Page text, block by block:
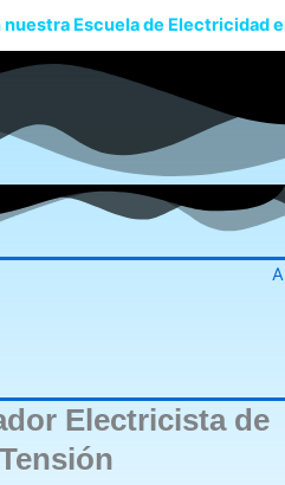
Escuela de Electricidad
Electricista de